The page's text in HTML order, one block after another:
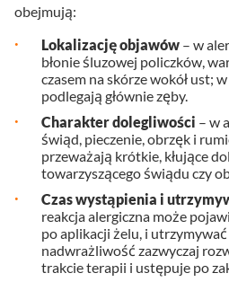
obejmują:
Lokalizację objawów – w
błonie śluzowej policzków,
czasem na skórze wokół ust;
podlegają głównie zęby.
Charakter dolegliwości – w
świąd, pieczenie, obrzęk i
przeważają krótkie, kłujące
towarzyszącego świądu czy
Czas wystąpienia i
reakcja alergiczna może
po aplikacji żelu, i utrzymywać
nadwrażliwość zazwyczaj
trakcie terapii i ustępuje po